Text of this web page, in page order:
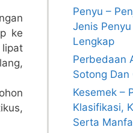
ke
Penyu –
Jenis
Lengkap
Perbedaan
Sotong Dan
Kesemek –
Klasifikasi,
Serta